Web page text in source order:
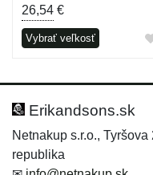
26,54 €
Vybrať veľkosť
Erikandsons.sk
Netnakup s.r.o.,
republika